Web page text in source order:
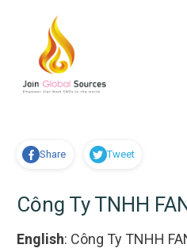
Share Tweet
Công Ty TNHH
English: Công Ty TNHH